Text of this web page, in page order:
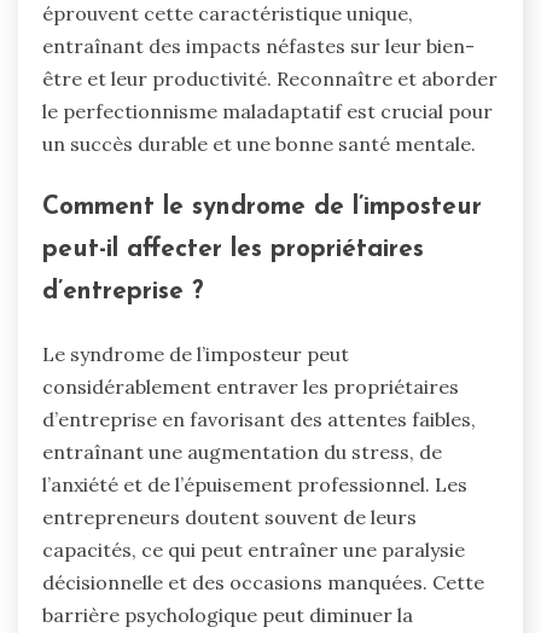
éprouvent cette caractéristique unique,
entraînant des impacts néfastes sur leur bien-
être et leur productivité. Reconnaître et aborder
le perfectionnisme maladaptatif est crucial pour
un succès durable et une bonne santé mentale.
Comment le syndrome de l’imposteur
peut-il affecter les propriétaires
d’entreprise ?
Le syndrome de l’imposteur peut
considérablement entraver les propriétaires
d’entreprise en favorisant des attentes faibles,
entraînant une augmentation du stress, de
l’anxiété et de l’épuisement professionnel. Les
entrepreneurs doutent souvent de leurs
capacités, ce qui peut entraîner une paralysie
décisionnelle et des occasions manquées. Cette
barrière psychologique peut diminuer la